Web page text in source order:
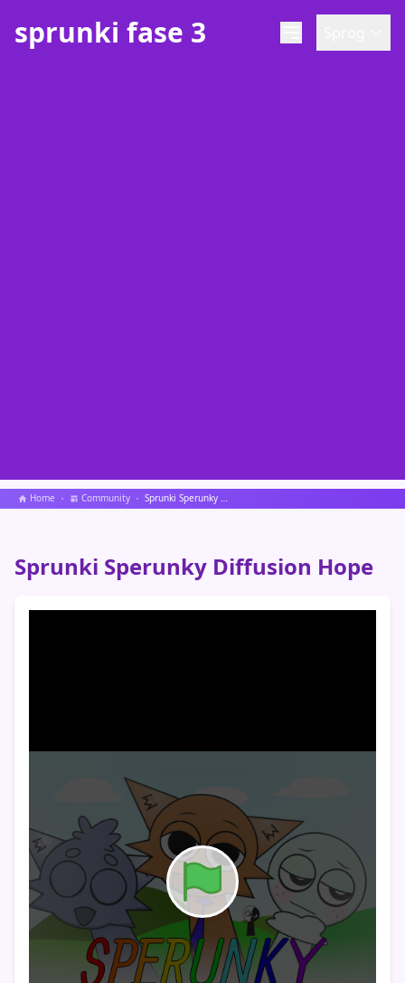
sprunki fase 3
Home Community Sprunki Sperunky Diffusion Hope
Sprunki Sperunky Diffusion Hope